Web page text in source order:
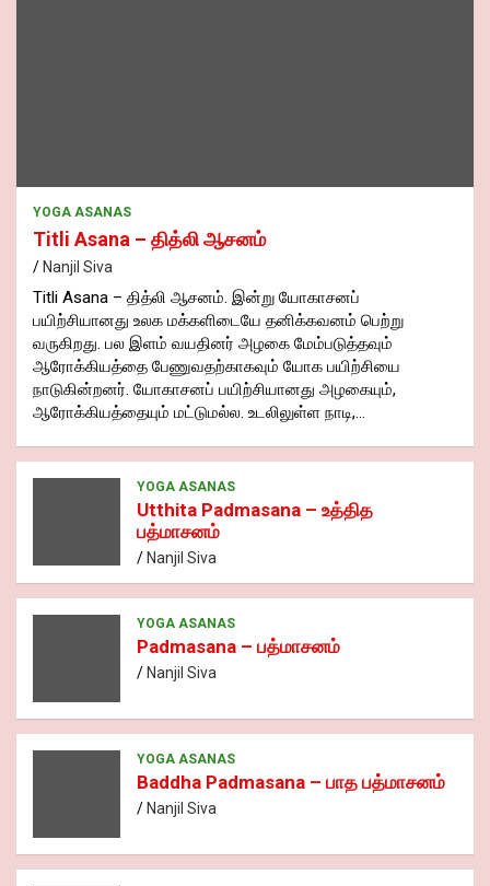
YOGA ASANAS
Titli Asana – தித்லி ஆசனம்
Nanjil Siva
Titli Asana – தித்லி ஆசனம். இன்று யோகாசனப்
பயிற்சியானது உலக மக்களிடையே தனிக்கவனம் பெற்று
வருகிறது. பல இளம் வயதினர் அழகை மேம்படுத்தவும்
ஆரோக்கியத்தை பேணுவதற்காகவும் யோக பயிற்சியை
நாடுகின்றனர். யோகாசனப் பயிற்சியானது அழகையும்,
ஆரோக்கியத்தையும் மட்டுமல்ல. உடலிலுள்ள நாடி,…
YOGA ASANAS
Utthita Padmasana – உத்தித
பத்மாசனம்
Nanjil Siva
YOGA ASANAS
Padmasana – பத்மாசனம்
Nanjil Siva
YOGA ASANAS
Baddha Padmasana – பாத பத்மாசனம்
Nanjil Siva